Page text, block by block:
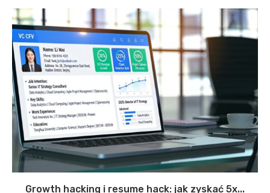
Growth hacking i resume hack: jak zyskać 5x...